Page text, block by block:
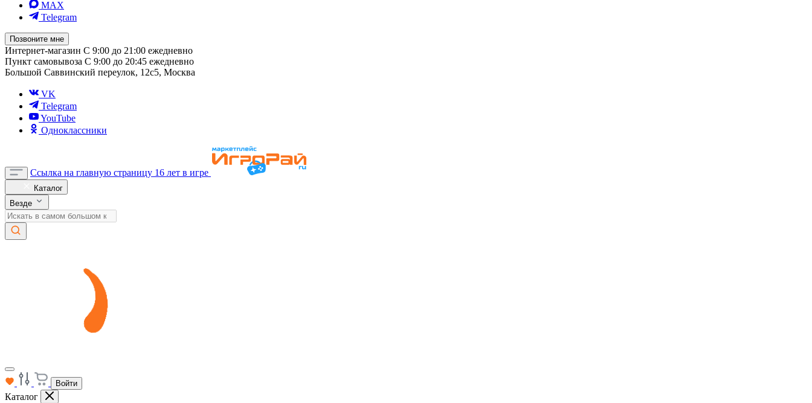
MAX
Telegram
Позвоните мне
Интернет-магазин С 9:00 до 21:00 ежедневно
Пункт самовывоза С 9:00 до 20:45 ежедневно
Большой Саввинский переулок, 12с5, Москва
VK
Telegram
YouTube
Одноклассники
Ссылка на главную страницу 16 лет в игре
Каталог
Везде
Войти
Каталог